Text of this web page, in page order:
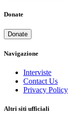
Donate
Donate
Navigazione
Interviste
Contact Us
Privacy Policy
Altri siti ufficiali